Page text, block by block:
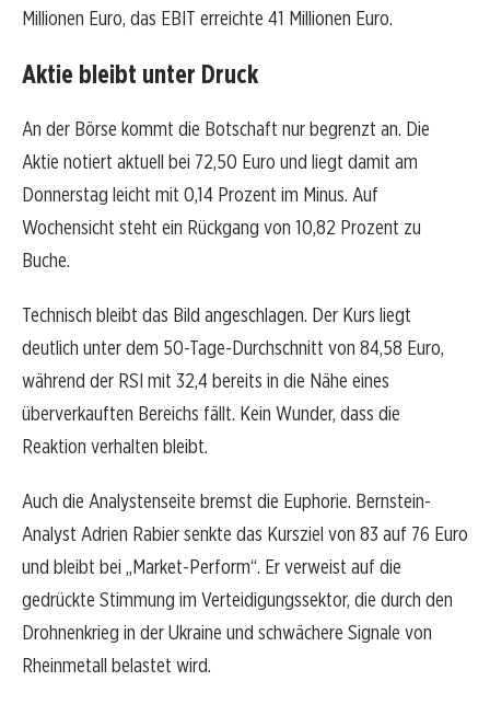
Millionen Euro, das EBIT erreichte 41 Millionen Euro.
Aktie bleibt unter Druck
An der Börse kommt die Botschaft nur begrenzt an. Die
Aktie notiert aktuell bei 72,50 Euro und liegt damit am
Donnerstag leicht mit 0,14 Prozent im Minus. Auf
Wochensicht steht ein Rückgang von 10,82 Prozent zu
Buche.
Technisch bleibt das Bild angeschlagen. Der Kurs liegt
deutlich unter dem 50-Tage-Durchschnitt von 84,58 Euro,
während der RSI mit 32,4 bereits in die Nähe eines
überverkauften Bereichs fällt. Kein Wunder, dass die
Reaktion verhalten bleibt.
Auch die Analystenseite bremst die Euphorie. Bernstein-
Analyst Adrien Rabier senkte das Kursziel von 83 auf 76 Euro
und bleibt bei „Market-Perform“. Er verweist auf die
gedrückte Stimmung im Verteidigungssektor, die durch den
Drohnenkrieg in der Ukraine und schwächere Signale von
Rheinmetall belastet wird.